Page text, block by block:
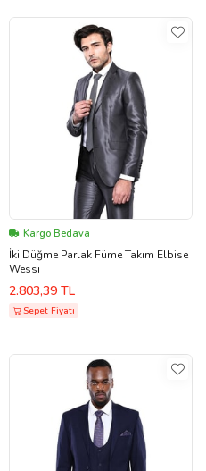
Kargo Bedava
İki Düğme Parlak Füme Takım Elbise
Wessi
2.803,39 TL
Sepet Fiyatı